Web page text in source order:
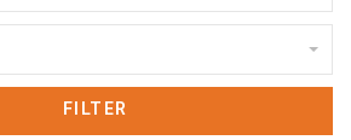
FILTER